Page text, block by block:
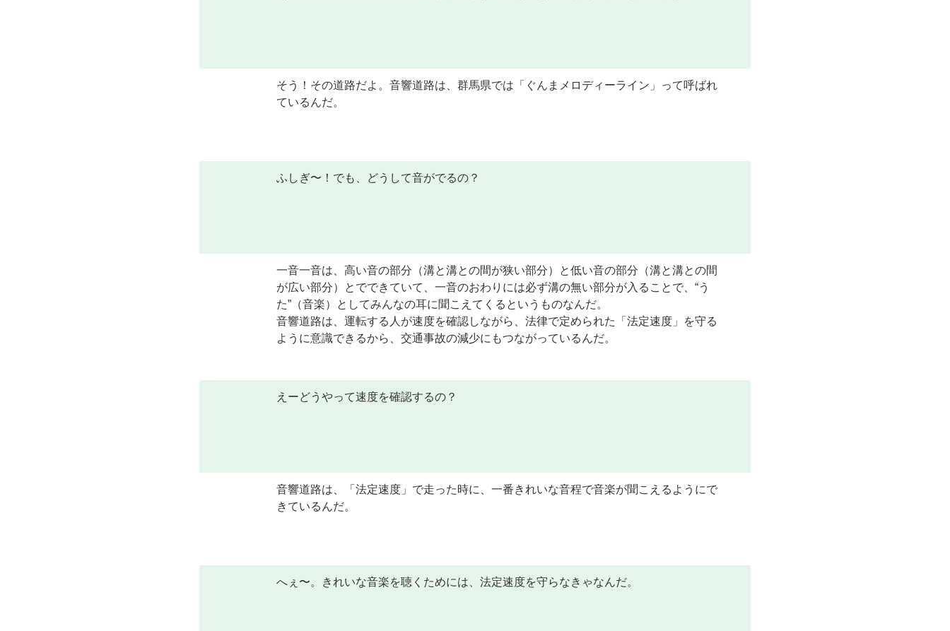
そう！その道路だよ。音響道路は、群馬県では「ぐんまメロディーライン」って呼ばれ
ているんだ。
ふしぎ〜！でも、どうして音がでるの？
一音一音は、高い音の部分（溝と溝との間が狭い部分）と低い音の部分（溝と溝との間
が広い部分）とでできていて、一音のおわりには必ず溝の無い部分が入ることで、“う
た”（音楽）としてみんなの耳に聞こえてくるというものなんだ。
音響道路は、運転する人が速度を確認しながら、法律で定められた「法定速度」を守る
ように意識できるから、交通事故の減少にもつながっているんだ。
えーどうやって速度を確認するの？
音響道路は、「法定速度」で走った時に、一番きれいな音程で音楽が聞こえるようにで
きているんだ。
へぇ〜。きれいな音楽を聴くためには、法定速度を守らなきゃなんだ。